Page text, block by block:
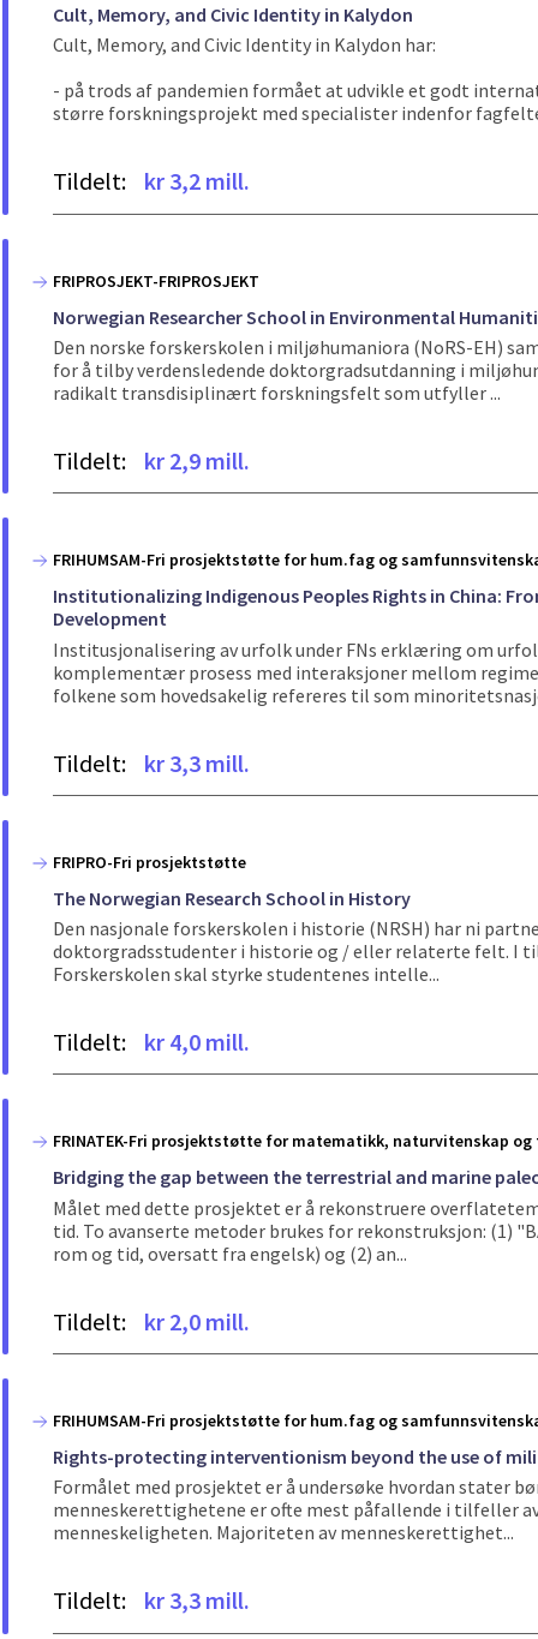
Cult, Memory, and Civic Identity in Kalydon
Cult, Memory, and Civic Identity in Kalydon har:
- på trods af pandemien formået at udvikle et godt
større forskningsprojekt med specialister indenfor
Tildelt: kr 3,2 mill.
FRIPROSJEKT-FRIPROSJEKT
Norwegian Researcher School in Environmental
Den norske forskerskolen i miljøhumaniora (NoRS-EH)
for å tilby verdensledende doktorgradsutdanning i
radikalt transdisiplinært forskningsfelt som utfyller ...
Tildelt: kr 2,9 mill.
FRIHUMSAM-Fri prosjektstøtte for hum.fag og
Institutionalizing Indigenous Peoples Rights in China:
Development
Institusjonalisering av urfolk under FNs erklæring om
komplementær prosess med interaksjoner mellom
folkene som hovedsakelig refereres til som
Tildelt: kr 3,3 mill.
FRIPRO-Fri prosjektstøtte
The Norwegian Research School in History
Den nasjonale forskerskolen i historie (NRSH) har ni
doktorgradsstudenter i historie og / eller relaterte felt. I
Forskerskolen skal styrke studentenes intelle...
Tildelt: kr 4,0 mill.
FRINATEK-Fri prosjektstøtte for matematikk, naturvitenskap
Bridging the gap between the terrestrial and marine
Målet med dette prosjektet er å rekonstruere
tid. To avanserte metoder brukes for rekonstruksjon: (1)
rom og tid, oversatt fra engelsk) og (2) an...
Tildelt: kr 2,0 mill.
FRIHUMSAM-Fri prosjektstøtte for hum.fag og
Rights-protecting interventionism beyond the use of
Formålet med prosjektet er å undersøke hvordan stater
menneskerettighetene er ofte mest påfallende i tilfeller
menneskeligheten. Majoriteten av menneskerettighet...
Tildelt: kr 3,3 mill.